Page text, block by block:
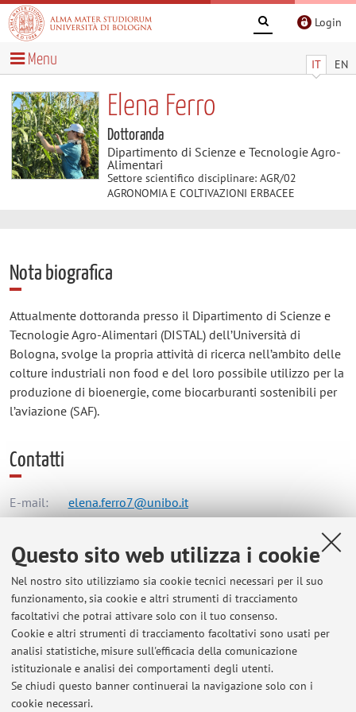
Questo sito web utilizza i cookie
Nel nostro sito utilizziamo sia cookie tecnici necessari per il suo
funzionamento, sia cookie e altri strumenti di tracciamento
facoltativi che potrai attivare solo con il tuo consenso.
Cookie e altri strumenti di tracciamento facoltativi sono usati per
analisi statistiche, misure sull'efficacia della comunicazione
istituzionale e analisi dei comportamenti degli utenti.
Se chiudi questo banner continuerai la navigazione solo con i
cookie necessari.
Login
IT EN
Menu
Elena Ferro
Dottoranda
Dipartimento di Scienze e Tecnologie Agro-
Alimentari
Settore scientifico disciplinare: AGR/02
AGRONOMIA E COLTIVAZIONI ERBACEE
Nota biografica
Attualmente dottoranda presso il Dipartimento di Scienze e
Tecnologie Agro-Alimentari (DISTAL) dell’Università di
Bologna, svolge la propria attività di ricerca nell’ambito delle
colture industriali non food e del loro possibile utilizzo per la
produzione di bioenergie, come biocarburanti sostenibili per
l’aviazione (SAF).
Contatti
E-mail: elena.ferro7@unibo.it
Dipartimento di Scienze e Tecnologie Agro-Alimentari
Viale Fanin 50, Bologna -Vai alla mappa
Risorse in rete
ORCID